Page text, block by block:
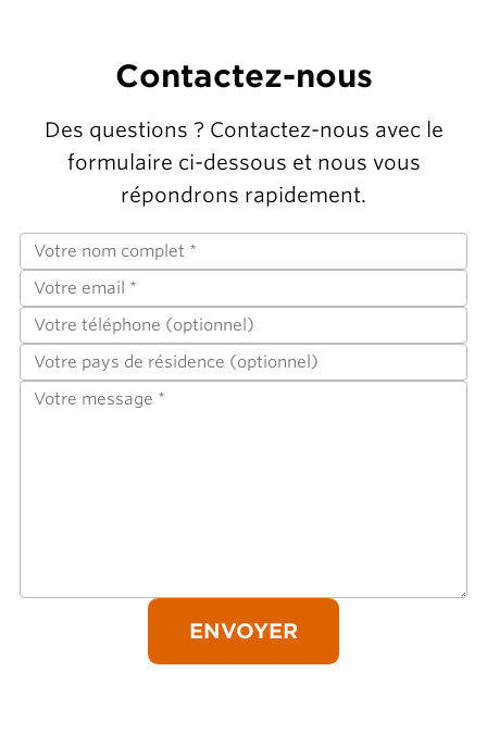
Contactez-nous
Des questions ? Contactez-nous avec le
formulaire ci-dessous et nous vous
répondrons rapidement.